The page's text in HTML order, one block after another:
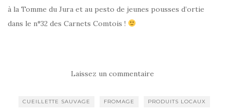
à la Tomme du Jura et au pesto de jeunes pousses d’ortie
dans le n°32 des Carnets Comtois !
Laissez un commentaire
CUEILLETTE SAUVAGE FROMAGE PRODUITS LOCAUX